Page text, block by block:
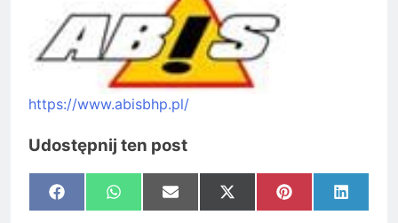
https://www.abisbhp.pl/
Udostępnij ten post
Share
on
FacebookShare
on
WhatsAppShare
on
Email
Share
on
X
(Twitter)
Share
on
PinterestShare
on